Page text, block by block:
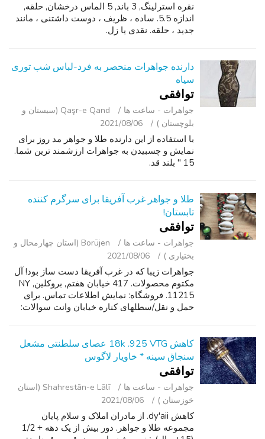
نقره استرلینگ, 3 باند, 5 الماس درخشان, حلقه,
اندازه 5.5. ساده ، ظریف ، دوست داشتنی ، مانند
جدید ، حلقه. نقدی یا زل.
دارنده جواهرات منحصر به فرد-لباس شب توری
سیاه
توافقی
جواهرات - ساعت ‌ها
Qaşr-e Qand (سیستان و
بلوچستان )
2021/08/06
با استفاده از این دارنده طلا و جواهر مد روز برای
نمایش و چسبیدن به جواهرات ارزشمند ترین شما.
15 " بلند قد.
طلا و جواهر غرب آفریقا برای سرگرم کننده
تابستان!
توافقی
جواهرات - ساعت ‌ها
Borūjen (استان چهارمحال و
بختیاری )
2021/08/06
جواهرات زیبا که در غرب آفریقا دست ساز بود! آل
مکتوم محصولات. 417 خیابان هفتم, بروکلین, NY
11215. فروشگاه: نمایش اطلاعات تماس. برای
حمل و نقل/سطلهای کناره خیابان وانت سوالات:
کاهش 18k .925 VTG عصای سلطنتی مشعل
سنجاق سینه * خاویار لاگوس
توافقی
جواهرات - ساعت ‌ها
Shahrestān-e Lālī (استان
خوزستان )
2021/08/06
کاهش dy'aii. از مادران املاک و سلام پایان
مجموعه طلا و جواهر. دور بیش از یک دهه + 1/2